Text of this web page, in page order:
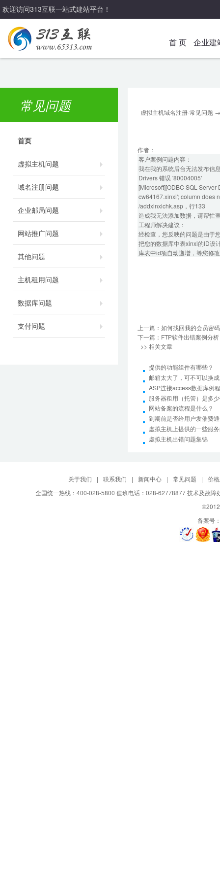
欢迎访问313互联一站式建站平台！
首 页 企业建
常见问题
首页
虚拟主机问题
域名注册问题
企业邮局问题
网站推广问题
其他问题
主机租用问题
数据库问题
支付问题
虚拟主机域名注册-常见问题
作者：
客户案例问题内容：
我在我的系统后台无法发布信
Drivers 错误 '80004005'
[Microsoft][ODBC SQL
cw64167.xinxi'; column does
/addxinxichk.asp，行133
造成我无法添加数据，请帮忙
工程师解决建议：
经检查，您反映的问题是由于
把您的数据库中表xinxi的ID设
库表中id项自动递增，等您修
上一篇： 如何找回我的会员密
下一篇： FTP软件出错案例分析
>> 相关文章
提供的功能组件有哪些？
邮箱太大了，可不可以换
ASP连接access数据库例程
服务器租用（托管）是多
网站备案的流程是什么？
到期前是否给用户发催费
虚拟主机上提供的一些服
虚拟主机出错问题集锦
关于我们 | 联系我们 | 新闻中心 | 常见问题 |
价
全国统一热线：400-028-5800 值班电话：028-62778877 技术及故障
备案号